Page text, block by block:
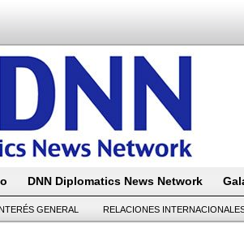
DNN Diplomatics News Network
GENERAL RELACIONES